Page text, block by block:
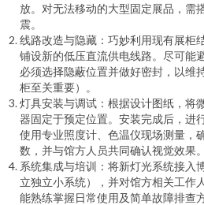
放。对无法移动的大型固定展品，需
震。
线路改造与隐藏：巧妙利用现有展柜
铺设新的低压直流供电线路。尽可能
必须选择隐蔽位置并做好密封，以维
柜至关重要）。
灯具安装与调试：根据设计图纸，将
器固定于预定位置。安装完成后，进
使用专业照度计、色温仪现场测量，
数，并与馆方人员共同确认视觉效果。
系统集成与培训：将新灯光系统接入
立独立小系统），并对馆方相关工作
能熟练掌握日常使用及简单故障排查方